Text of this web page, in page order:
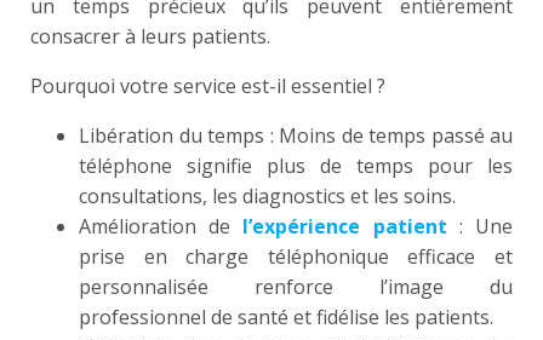
un temps précieux qu’ils peuvent entièrement
consacrer à leurs patients.
Pourquoi votre service est-il essentiel ?
Libération du temps : Moins de temps passé au
téléphone signifie plus de temps pour les
consultations, les diagnostics et les soins.
Amélioration de l’expérience patient : Une
prise en charge téléphonique efficace et
personnalisée renforce l’image du
professionnel de santé et fidélise les patients.